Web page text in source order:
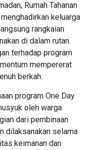
Rumah Tahanan
keluarga
rangkaian
di dalam rutan.
terhadap program
mempererat
berkah.
program One Day
oleh warga
dari pembinaan
dilaksanakan selama
keimanan dan